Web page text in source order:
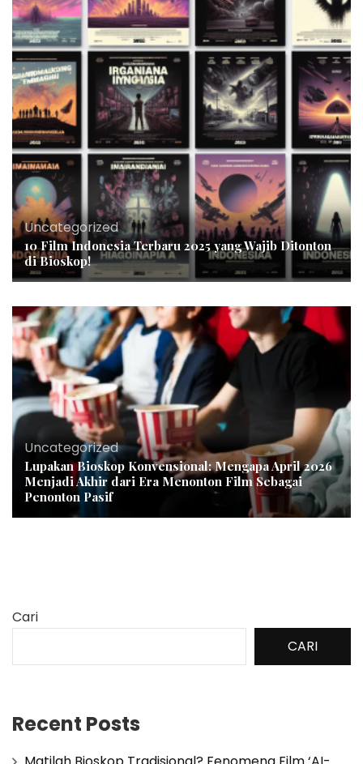
Uncategorized
10 Film Indonesia Terbaru 2025 yang Wajib Ditonton
di Bioskop!
Uncategorized
Lupakan Bioskop Konvensional: Mengapa April 2026
Menjadi Akhir dari Era Menonton Film Sebagai
Penonton Pasif
Cari
CARI
Recent Posts